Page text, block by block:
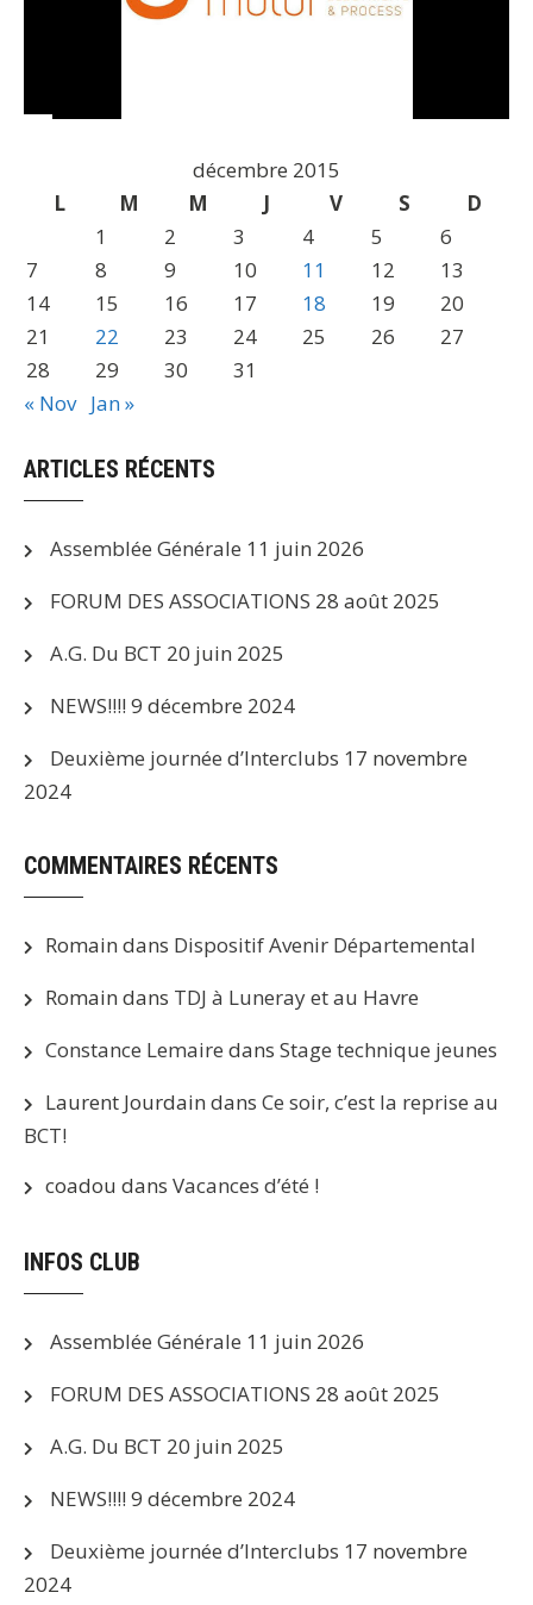
décembre 2015
L
M M J V S
D
1
2 3 4 5
6
7
8 9 10 11 12
13
14
15 16 17 18 19
20
21
22 23 24 25 26
27
28
29 30
31
« Nov Jan »
ARTICLES RÉCENTS
Assemblée Générale 11 juin 2026
FORUM DES ASSOCIATIONS 28 août 2025
A.G. Du BCT 20 juin 2025
NEWS!!!! 9 décembre 2024
Deuxième journée d’Interclubs 17 novembre
2024
COMMENTAIRES RÉCENTS
Romain dans Dispositif Avenir Départemental
Romain dans TDJ à Luneray et au Havre
Constance Lemaire dans Stage technique jeunes
Laurent Jourdain dans Ce soir, c’est la reprise au
BCT!
coadou dans Vacances d’été !
INFOS CLUB
Assemblée Générale 11 juin 2026
FORUM DES ASSOCIATIONS 28 août 2025
A.G. Du BCT 20 juin 2025
NEWS!!!! 9 décembre 2024
Deuxième journée d’Interclubs 17 novembre
2024